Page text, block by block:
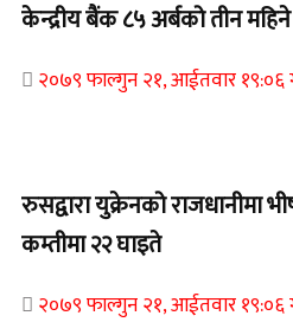
केन्द्रीय बैंक ८५ अर्बको तीन
२०७९ फाल्गुन २१, आईतवार
रुसद्वारा युक्रेनको राजधानीमा
कम्तीमा २२ घाइते
२०७९ फाल्गुन २१, आईतवार